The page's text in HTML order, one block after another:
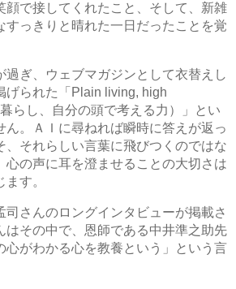
顔で接してくれたこと、そして、新雑
すっきりと晴れた一日だったことを覚
ぎ、ウェブマガジンとして衣替えし
げられた「Plain living, high
らし、自分の頭で考える力）」とい
ん。ＡＩに尋ねれば瞬時に答えが返っ
、それらしい言葉に飛びつくのではな
心の声に耳を澄ませることの大切さは
す。
さんのロングインタビューが掲載さ
はその中で、恩師である中井準之助先
心がわかる心を教養という」という言